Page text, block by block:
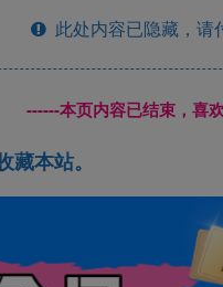
此处内容已隐藏，请
------本页内容已结束，喜
本站。